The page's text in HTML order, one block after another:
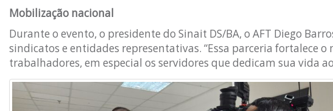
Mobilização nacional
Durante o evento, o presidente do Sinait DS/BA, o AFT Diego
sindicatos e entidades representativas. “Essa parceria fortalece
trabalhadores, em especial os servidores que dedicam sua vida